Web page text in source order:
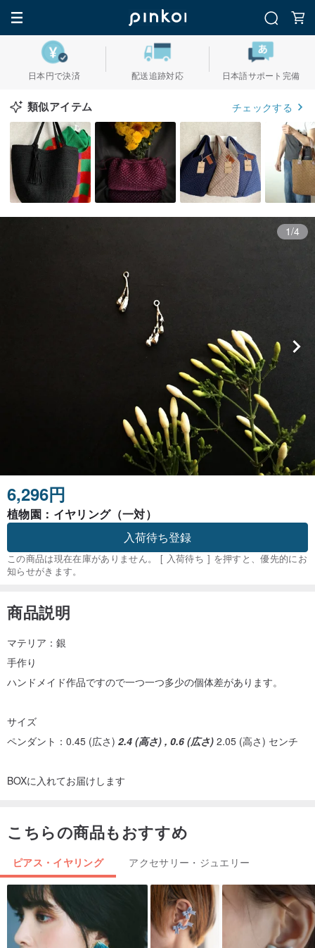
日本円で決済 配送追跡対応 日本語サポート完備
類似アイテム チェックする
1/4
6,296円
植物園：イヤリング（一対）
入荷待ち登録
この商品は現在在庫がありません。 [ 入荷待ち ] を押すと、優先的にお
知らせがきます。
商品説明
マテリア：銀
手作り
ハンドメイド作品ですので一つ一つ多少の個体差があります。
サイズ
ペンダント：0.45 (広さ) 2.4 (高さ) , 0.6 (広さ) 2.05 (高さ) センチ
BOXに入れてお届けします
こちらの商品もおすすめ
ピアス・イヤリング アクセサリー・ジュエリー